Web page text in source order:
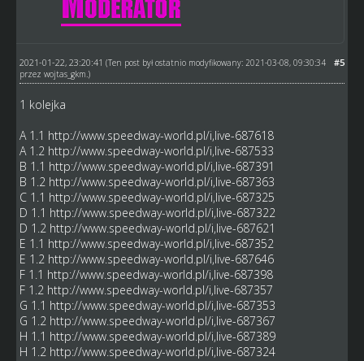
#5
2021-01-22, 23:20:41 (Ten post był ostatnio modyfikowany: 2021-03-08, 09:30:34
przez wojtas_gkm.)
1 kolejka
A 1.1 http://www.speedway-world.pl/i,live-687618
A 1.2 http://www.speedway-world.pl/i,live-687533
B 1.1 http://www.speedway-world.pl/i,live-687391
B 1.2 http://www.speedway-world.pl/i,live-687363
C 1.1 http://www.speedway-world.pl/i,live-687325
D 1.1 http://www.speedway-world.pl/i,live-687322
D 1.2 http://www.speedway-world.pl/i,live-687621
E 1.1 http://www.speedway-world.pl/i,live-687352
E 1.2 http://www.speedway-world.pl/i,live-687646
F 1.1 http://www.speedway-world.pl/i,live-687398
F 1.2 http://www.speedway-world.pl/i,live-687357
G 1.1 http://www.speedway-world.pl/i,live-687353
G 1.2 http://www.speedway-world.pl/i,live-687367
H 1.1 http://www.speedway-world.pl/i,live-687389
H 1.2 http://www.speedway-world.pl/i,live-687324